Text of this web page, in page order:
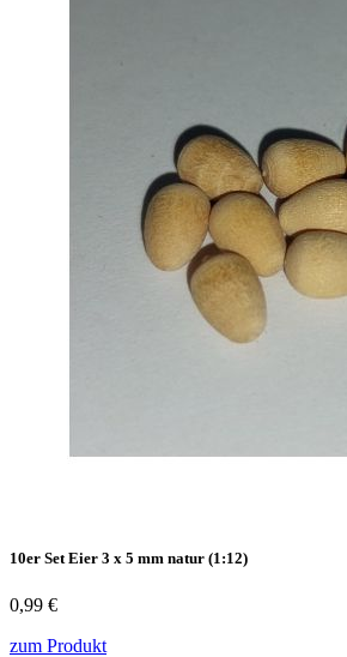
10er Set Eier 3 x 5 mm natur (1:12)
0,99 €
zum Produkt